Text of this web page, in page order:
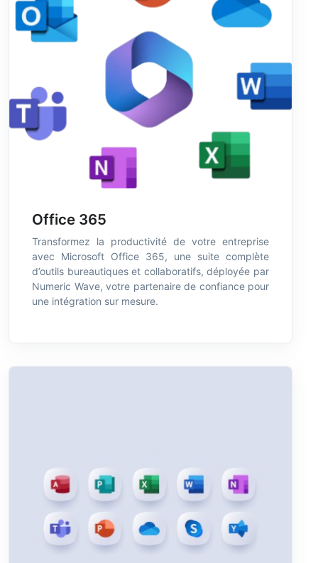
Office 365
Transformez la productivité de votre entreprise
avec Microsoft Office 365, une suite complète
d’outils bureautiques et collaboratifs, déployée par
Numeric Wave, votre partenaire de confiance pour
une intégration sur mesure.